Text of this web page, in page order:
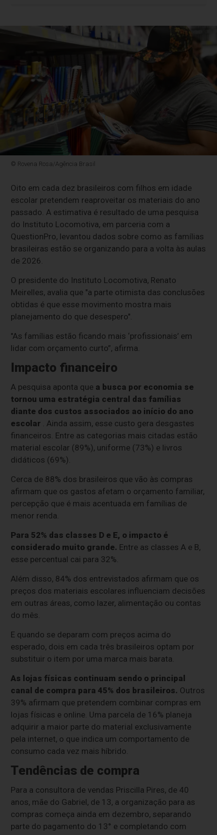
© Rovena Rosa/Agência Brasil
Oito em cada dez brasileiros com filhos em idade
escolar pretendem reaproveitar os materiais do ano
passado. A estimativa é resultado de uma pesquisa
do Instituto Locomotiva, em parceria com a
QuestionPro, levantou dados sobre como as famílias
brasileiras estão se organizando para a volta às aulas
de 2026.
O presidente do Instituto Locomotiva, Renato
Meirelles, avalia que "a parte otimista das conclusões
obtidas é que esse movimento mostra mais
planejamento do que desespero".
"As famílias estão ficando mais ‘profissionais’ em
lidar com orçamento curto”, afirma.
Impacto financeiro
A pesquisa aponta que a busca por economia se
tornou uma estratégia central das famílias
diante dos custos associados ao início do ano
escolar . Ainda assim, esse custo gera desgastes
financeiros. Entre as categorias mais citadas estão
material escolar (89%), uniforme (73%) e livros
didáticos (69%).
Cerca de 88% dos brasileiros que vão às compras
afirmam que os gastos afetam o orçamento familiar,
percepção que é mais acentuada em famílias de
menor renda.
Para 52% das classes D e E, o impacto é
considerado muito grande. Entre as classes A e B,
esse percentual cai para 32%.
Além disso, 84% dos entrevistados afirmam que os
preços dos materiais escolares influenciam decisões
em outras áreas, como lazer, alimentação ou contas
do mês.
E quando se deparam com preços acima do
esperado, dois em cada três brasileiros optam por
substituir o item por uma marca mais barata.
As lojas físicas continuam sendo o principal
canal de compra para 45% dos brasileiros. Outros
39% afirmam que pretendem combinar compras em
lojas físicas e online. Uma parcela de 16% planeja
adquirir a maior parte do material exclusivamente
pela internet, o que indica um comportamento de
consumo cada vez mais híbrido.
Tendências de compra
Para a consultora de vendas Priscilla Pires, de 40
anos, mãe do Gabriel, de 13, a organização para as
compras começa ainda em dezembro, separando
parte do pagamento do 13° e completando com